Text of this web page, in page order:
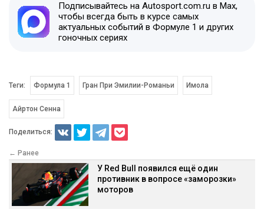
Подписывайтесь на Autosport.com.ru в Max,
чтобы всегда быть в курсе самых
актуальных событий в Формуле 1 и других
гоночных сериях
Теги: Формула 1 Гран При Эмилии-Романьи Имола
Айртон Сенна
Поделиться:
← Ранее
У Red Bull появился ещё один
противник в вопросе «заморозки»
моторов